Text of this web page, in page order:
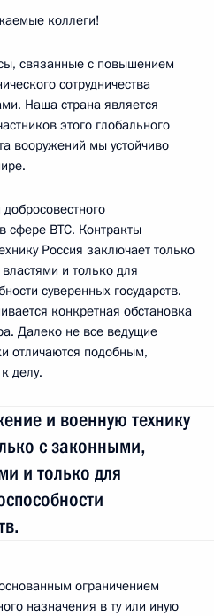
коллеги!
связанные с повышением
сотрудничества
Наша страна является
этого глобального
вооружений мы устойчиво
сфере ВТС. Контракты
Россия заключает только
и только для
суверенных государств.
конкретная обстановка
Далеко не все ведущие
отличаются подобным,
делу.
и военную технику
с законными,
и только для
ограничением
назначения в ту или иную